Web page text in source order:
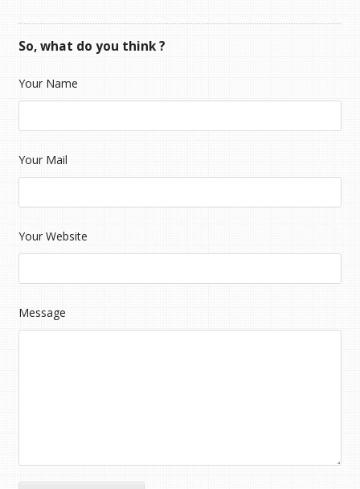
So, what do you think ?
Your Name
Your Mail
Your Website
Message